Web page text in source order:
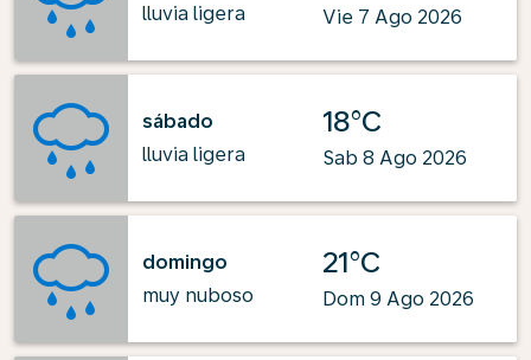
lluvia ligera
Vie 7 Ago 2026
sábado
lluvia ligera
18°C
Sab 8 Ago 2026
domingo
muy nuboso
21°C
Dom 9 Ago 2026